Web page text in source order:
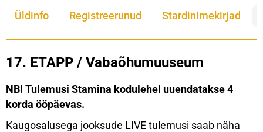
Üldinfo Registreerunud Stardinimekirjad
17. ETAPP / Vabaõhumuuseum
NB! Tulemusi Stamina kodulehel uuendatakse 4
korda ööpäevas.
Kaugosalusega jooksude LIVE tulemusi saab näha